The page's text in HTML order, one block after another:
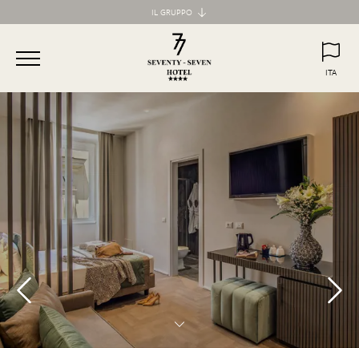
IL GRUPPO
Maison d'Art Collection
87 Hotel
77 Hotel
Maison d'Art Apartments
Spagna 66 Luxury Apartment
Margana Apartments
Domus Laurina
H77 Apart Hotel
Palazzo Ottavia
Hotel Frattina
ITA
ITA